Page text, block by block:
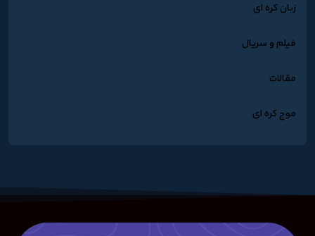
زبان کره ای
فیلم و سریال
مقالات
موج کره ای